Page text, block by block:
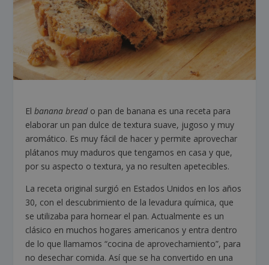
Elbanana bread o pan de banana es una receta para
elaborar un pan dulce de textura suave, jugoso y muy
aromático. Es muy fácil de hacer y permite aprovechar
plátanos muy maduros que tengamos en casa y que,
por su aspecto o textura, ya no resulten apetecibles.
La receta original surgió en Estados Unidos en los años
30, con el descubrimiento de la levadura química, que
se utilizaba para hornear el pan. Actualmente es un
clásico en muchos hogares americanos y entra dentro
de lo que llamamos “cocina de aprovechamiento”, para
no desechar comida. Así que se ha convertido en una